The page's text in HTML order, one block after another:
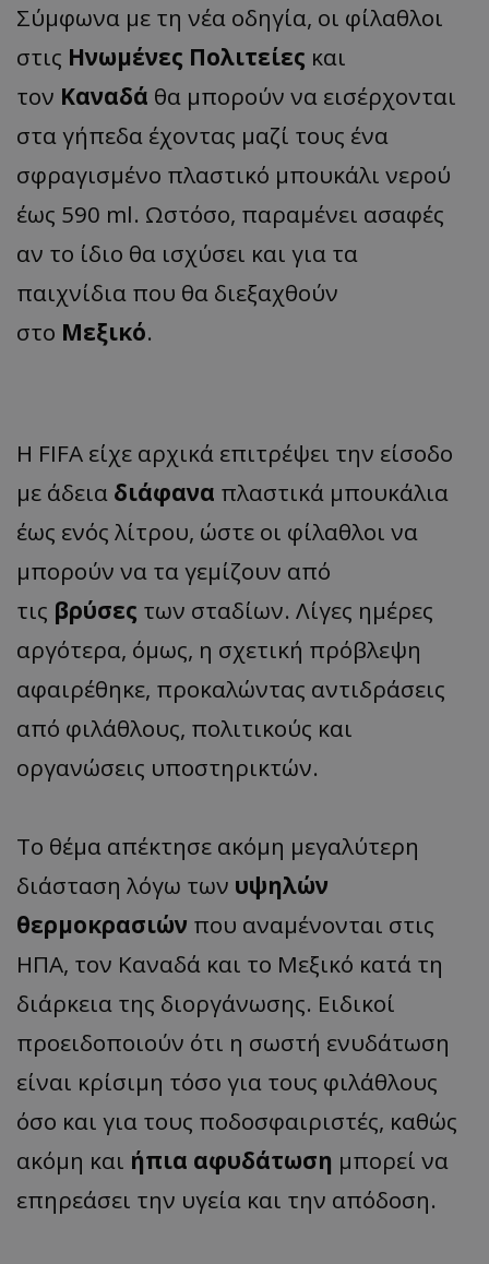
Σύμφωνα με τη νέα οδηγία, οι φίλαθλοι
στις Ηνωμένες Πολιτείες και
τον Καναδά θα μπορούν να εισέρχονται
στα γήπεδα έχοντας μαζί τους ένα
σφραγισμένο πλαστικό μπουκάλι νερού
έως 590 ml. Ωστόσο, παραμένει ασαφές
αν το ίδιο θα ισχύσει και για τα
παιχνίδια που θα διεξαχθούν
στο Μεξικό.
Η FIFA είχε αρχικά επιτρέψει την είσοδο
με άδεια διάφανα πλαστικά μπουκάλια
έως ενός λίτρου, ώστε οι φίλαθλοι να
μπορούν να τα γεμίζουν από
τις βρύσες των σταδίων. Λίγες ημέρες
αργότερα, όμως, η σχετική πρόβλεψη
αφαιρέθηκε, προκαλώντας αντιδράσεις
από φιλάθλους, πολιτικούς και
οργανώσεις υποστηρικτών.
Το θέμα απέκτησε ακόμη μεγαλύτερη
διάσταση λόγω των υψηλών
θερμοκρασιών που αναμένονται στις
ΗΠΑ, τον Καναδά και το Μεξικό κατά τη
διάρκεια της διοργάνωσης. Ειδικοί
προειδοποιούν ότι η σωστή ενυδάτωση
είναι κρίσιμη τόσο για τους φιλάθλους
όσο και για τους ποδοσφαιριστές, καθώς
ακόμη και ήπια αφυδάτωση μπορεί να
επηρεάσει την υγεία και την απόδοση.